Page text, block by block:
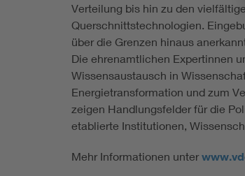
Verteilung bis hin zu den
Querschnittstechnologien.
über die Grenzen hinaus
Die ehrenamtlichen Expertinnen
Wissensaustausch in
Energietransformation und zum
zeigen Handlungsfelder für die
etablierte Institutionen,
Mehr Informationen unter